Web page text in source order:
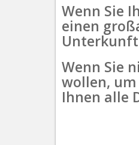
Wenn Sie
einen
Unterkunft
Wenn Sie
wollen,
Ihnen alle